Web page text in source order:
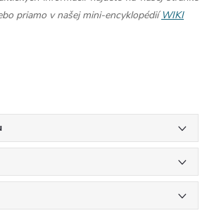
priamo v našej mini-encyklopédiíWIKI